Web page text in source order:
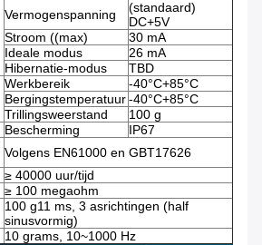
Vermogenspanning
(standaard)
DC+5V
Stroom ((max)
30 mA
Ideale modus
26 mA
Hibernatie-modus
TBD
Werkbereik
-40°C+85°C
Bergingstemperatuur-40°C+85°C
Trillingsweerstand
100 g
Bescherming
IP67
Volgens EN61000 en GBT17626
≥ 40000 uur/tijd
≥ 100 megaohm
100 g11 ms, 3 asrichtingen (half
sinusvormig)
10 grams, 10~1000 Hz